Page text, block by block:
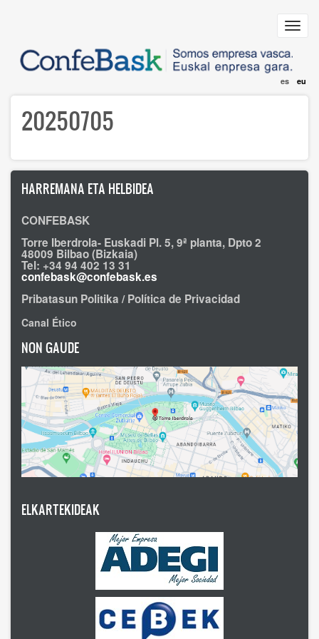
content
es eu
20250705
HARREMANA ETA HELBIDEA
CONFEBASK
Torre Iberdrola- Euskadi Pl. 5, 9ª planta, Dpto 2
48009 Bilbao (Bizkaia)
Tel: +34 94 402 13 31
confebask@confebask.es
Pribatasun Politika / Política de Privacidad
Canal Ético
NON GAUDE
ELKARTEKIDEAK